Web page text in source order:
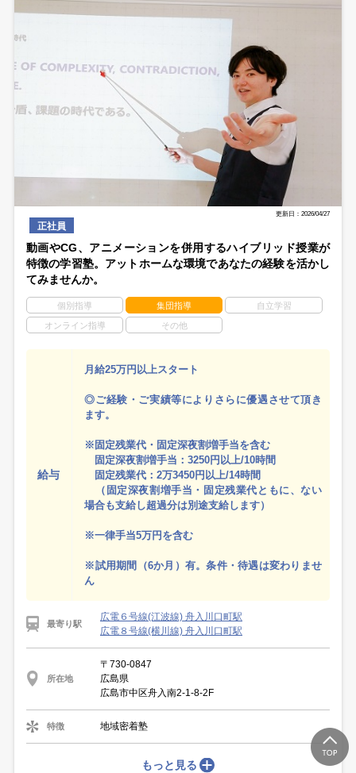
更新日：2026/04/27
正社員
動画やCG、アニメーションを併用するハイブリッド授業が
特徴の学習塾。アットホームな環境であなたの経験を活かし
てみませんか。
個別指導 集団指導 自立学習
オンライン指導 その他
給与
月給25万円以上スタート
◎ご経験・ご実績等によりさらに優遇させて頂き
ます。
※固定残業代・固定深夜割増手当を含む
固定深夜割増手当：3250円以上/10時間
固定残業代：2万3450円以上/14時間
（固定深夜割増手当・固定残業代ともに、ない
場合も支給し超過分は別途支給します）
※一律手当5万円を含む
※試用期間（6か月）有。条件・待遇は変わりませ
ん
最寄り駅
広電６号線(江波線) 舟入川口町駅
広電８号線(横川線) 舟入川口町駅
所在地
〒730-0847
広島県
広島市中区舟入南2-1-8-2F
特徴 地域密着塾
もっと見る